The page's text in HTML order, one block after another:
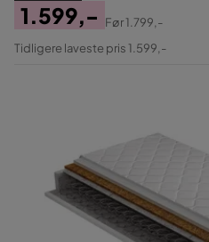
Pris
1.599,-
Original
Før1.799,-
Tidligere laveste pris 1.599,-